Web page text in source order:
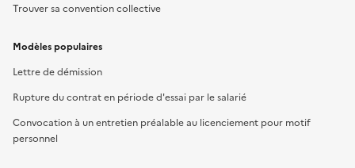
Trouver sa convention collective
Modèles populaires
Lettre de démission
Rupture du contrat en période d'essai par le salarié
Convocation à un entretien préalable au licenciement pour motif
personnel